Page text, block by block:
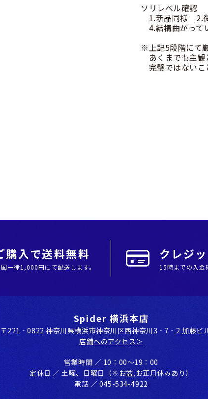
ソリレベル確認
1.新品同様 2.
4.結構曲がって
※上記5段階にて
あくまでも主観
完璧ではないこ
入で送料無料
⼀律1,000円にて配送します。
クレジ
15時までの入金
Spider 横浜本店
〒221‐0822 神奈川県横浜市神奈川区⻄神奈川3‐7‐2 加藤ビ
店舗へのアクセス＞
営業時間 ／ 10：00〜19：00
定休⽇ ／ ⼟曜、⽇曜⽇（※お盆,お正⽉休みあり）
電話 ／ 045-534-4922